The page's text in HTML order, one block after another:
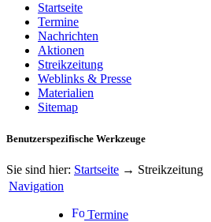
Startseite
Termine
Nachrichten
Aktionen
Streikzeitung
Weblinks & Presse
Materialien
Sitemap
Benutzerspezifische Werkzeuge
Sie sind hier: Startseite → Streikzeitung
Navigation
Termine